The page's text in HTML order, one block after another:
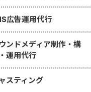
広告運用代行
ンドメディア制作・構
運用代行
スティング